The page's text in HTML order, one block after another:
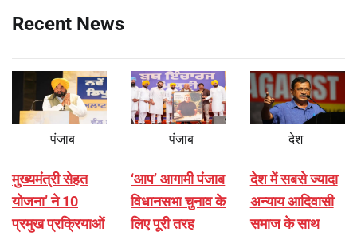
Recent News
पंजाब
मुख्यमंत्री सेहत
योजना’ ने 10
प्रमुख प्रक्रियाओं
पंजाब
‘आप’ आगामी पंजाब
विधानसभा चुनाव के
लिए पूरी तरह
देश
देश में सबसे ज्यादा
अन्याय आदिवासी
समाज के साथ